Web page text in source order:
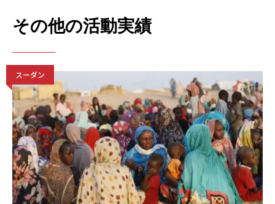
その他の活動実績
スーダン